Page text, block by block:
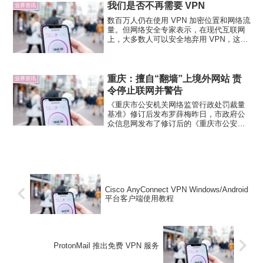
业界资讯 我们是否不再需要 VPN
数百万人仍在使用 VPN 加密位置和网络流
量。但网络安全专家表示，在现代互联网
上，大多数人可以安全地弃用 VPN，这要
业界资讯
重庆：擅自“翻墙”上境外网站 责
令停止联网并警告
《重庆市公安机关网络监管行政处罚裁量
基准》修订后发布罗薛梅昨日，市政府公
众信息网发布了修订后的《重庆市公安机
Cisco AnyConnect VPN Windows/Android
平台客户端使用教程
ProtonMail 推出免费 VPN 服务